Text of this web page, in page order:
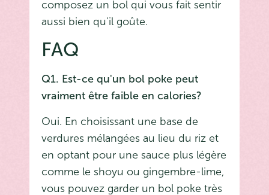
composez un bol qui vous fait sentir
aussi bien qu'il goûte.
FAQ
Q1. Est-ce qu'un bol poke peut
vraiment être faible en calories?
Oui. En choisissant une base de
verdures mélangées au lieu du riz et
en optant pour une sauce plus légère
comme le shoyu ou gingembre-lime,
vous pouvez garder un bol poke très